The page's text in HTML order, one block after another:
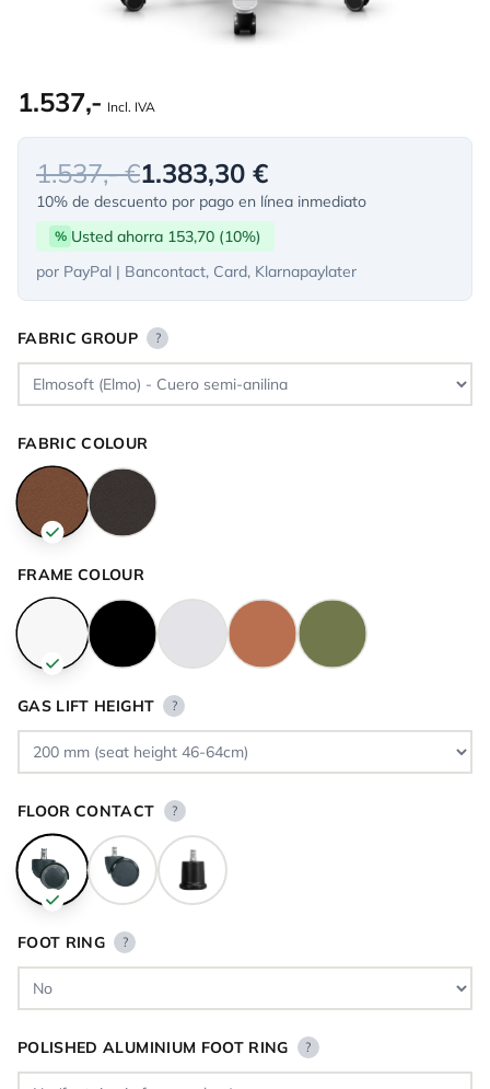
1.537,- Incl. IVA
1.537,- €1.383,30 €
10% de descuento por pago en línea inmediato
% Usted ahorra 153,70 (10%)
por PayPal | Bancontact, Card, Klarnapaylater
FABRIC GROUP ?
FABRIC COLOUR
FRAME COLOUR
GAS LIFT HEIGHT ?
FLOOR CONTACT ?
FOOT RING ?
POLISHED ALUMINIUM FOOT RING ?